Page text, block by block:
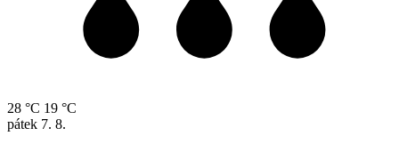
28 °C 19 °C
pátek 7. 8.